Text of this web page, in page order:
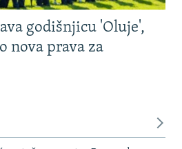
godišnjicu 'Oluje',
nova prava za